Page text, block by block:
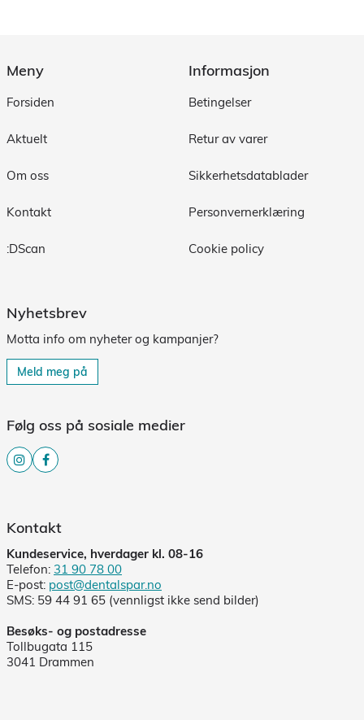
Meny
Forsiden
Aktuelt
Om oss
Kontakt
:DScan
Informasjon
Betingelser
Retur av varer
Sikkerhetsdatablader
Personvernerklæring
Cookie policy
Nyhetsbrev
Motta info om nyheter og kampanjer?
Meld meg på
Følg oss på sosiale medier
Kontakt
Kundeservice, hverdager kl. 08-16
Telefon: 31 90 78 00
E-post: post@dentalspar.no
SMS: 59 44 91 65 (vennligst ikke send bilder)
Besøks- og postadresse
Tollbugata 115
3041 Drammen